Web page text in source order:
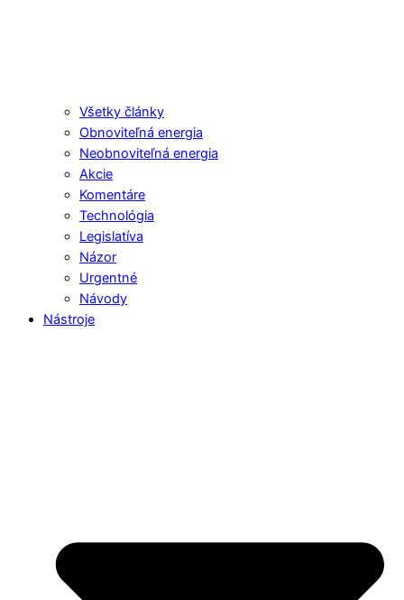
Všetky články
Obnoviteľná energia
Neobnoviteľná energia
Akcie
Komentáre
Technológia
Legislatíva
Názor
Urgentné
Návody
Nástroje